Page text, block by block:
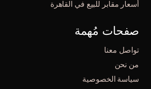
أسعار مقابر للبيع في القاهرة
صفحات مُهمة
تواصل معنا
من نحن
سياسة الخصوصية